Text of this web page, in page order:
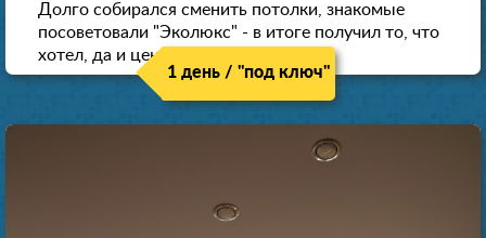
Долго собирался сменить потолки, знакомые
посоветовали "Эколюкс" - в итоге получил то, что
хотел, да и цена нормальная.
1 день / "под ключ"